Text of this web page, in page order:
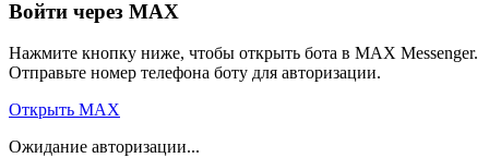
Войти через MAX
Нажмите кнопку ниже, чтобы открыть бота в MAX Messenger.
Отправьте номер телефона боту для авторизации.
Открыть MAX
Ожидание авторизации...